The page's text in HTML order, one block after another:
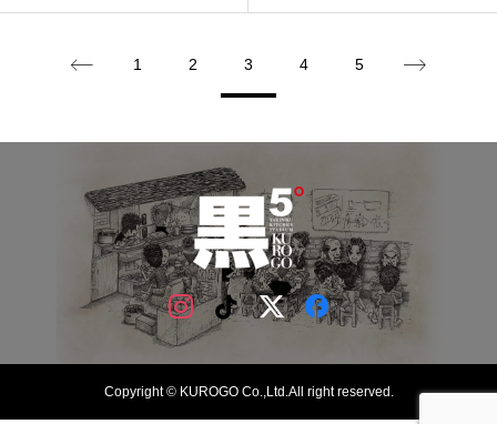
1 2 3 4 5
Copyright © KUROGO Co.,Ltd.All right reserved.